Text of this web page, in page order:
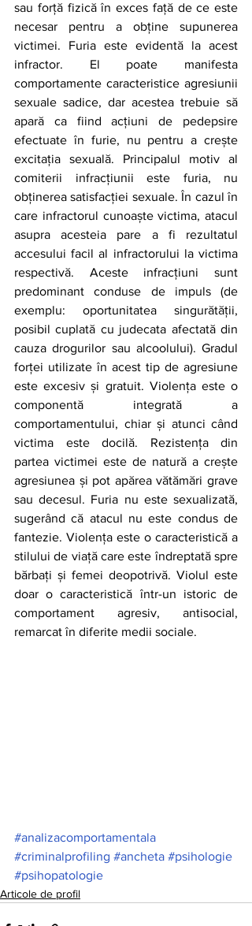
sau forță fizică în exces față de ce este
necesar pentru a obține supunerea
victimei. Furia este evidentă la acest
infractor. El poate manifesta
comportamente caracteristice agresiunii
sexuale sadice, dar acestea trebuie să
apară ca fiind acțiuni de pedepsire
efectuate în furie, nu pentru a crește
excitația sexuală. Principalul motiv al
comiterii infracțiunii este furia, nu
obținerea satisfacției sexuale. În cazul în
care infractorul cunoaște victima, atacul
asupra acesteia pare a fi rezultatul
accesului facil al infractorului la victima
respectivă. Aceste infracțiuni sunt
predominant conduse de impuls (de
exemplu: oportunitatea singurătății,
posibil cuplată cu judecata afectată din
cauza drogurilor sau alcoolului). Gradul
forței utilizate în acest tip de agresiune
este excesiv și gratuit. Violența este o
componentă integrată a
comportamentului, chiar și atunci când
victima este docilă. Rezistența din
partea victimei este de natură a crește
agresiunea și pot apărea vătămări grave
sau decesul. Furia nu este sexualizată,
sugerând că atacul nu este condus de
fantezie. Violența este o caracteristică a
stilului de viață care este îndreptată spre
bărbați și femei deopotrivă. Violul este
doar o caracteristică într-un istoric de
comportament agresiv, antisocial,
remarcat în diferite medii sociale.
#analizacomportamentala
#criminalprofiling #ancheta #psihologie
#psihopatologie
Articole de profil